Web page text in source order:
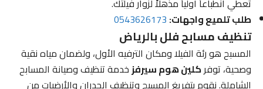
طلب تلميع واجهات:0543626173
تنظيف مسابح فلل بالرياض
المسبح هو رئة الفيلا ومكان الترفيه الأول، ولضمان مياه نقية
وصحية، توفركلين هوم سيرفزخدمة تنظيف وصيانة المسابح
الشاملة. نقوم بتفريغ المسبح وتنظيف الجدران والأرضيات من